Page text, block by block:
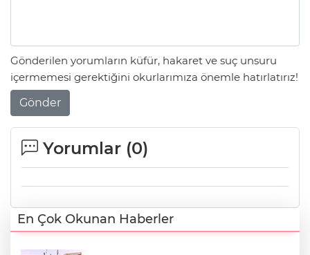
Gönderilen yorumların küfür, hakaret ve suç unsuru
içermemesi gerektiğini okurlarımıza önemle hatırlatırız!
Gönder
Yorumlar (0)
En Çok Okunan Haberler